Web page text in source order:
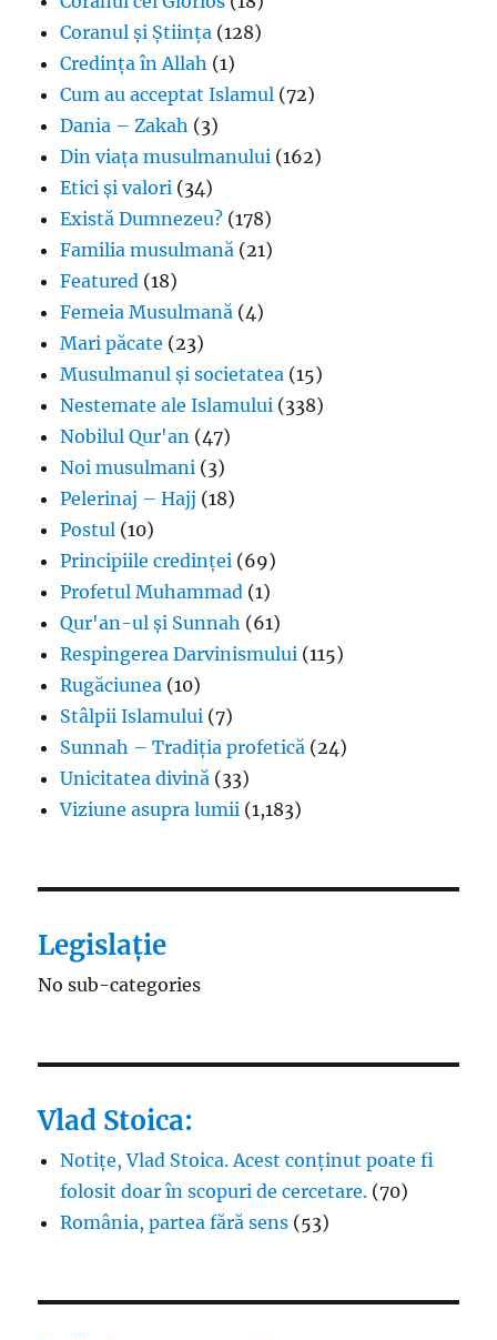
Coranul și Știința (128)
Credința în Allah (1)
Cum au acceptat Islamul (72)
Dania – Zakah (3)
Din viața musulmanului (162)
Etici și valori (34)
Există Dumnezeu? (178)
Familia musulmană (21)
Featured (18)
Femeia Musulmană (4)
Mari păcate (23)
Musulmanul și societatea (15)
Nestemate ale Islamului (338)
Nobilul Qur'an (47)
Noi musulmani (3)
Pelerinaj – Hajj (18)
Postul (10)
Principiile credinței (69)
Profetul Muhammad (1)
Qur'an-ul și Sunnah (61)
Respingerea Darvinismului (115)
Rugăciunea (10)
Stâlpii Islamului (7)
Sunnah – Tradiția profetică (24)
Unicitatea divină (33)
Viziune asupra lumii (1,183)
Legislație
No sub-categories
Vlad Stoica:
Notițe, Vlad Stoica. Acest conținut poate fi
folosit doar în scopuri de cercetare. (70)
România, partea fără sens (53)